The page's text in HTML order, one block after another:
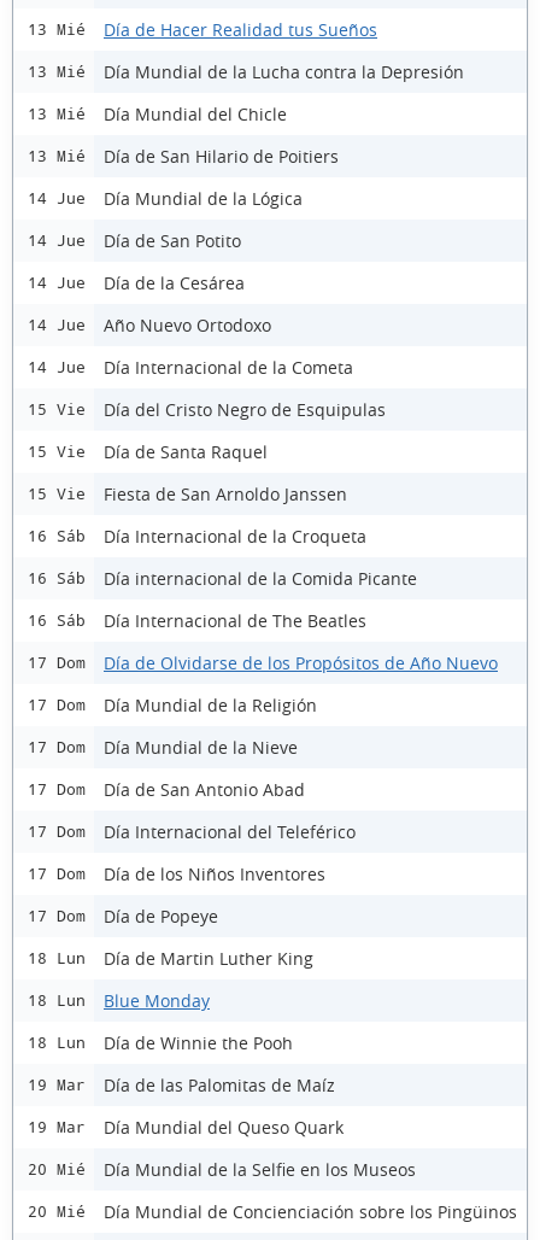
13 Mié Día de Hacer Realidad tus Sueños
13 Mié Día Mundial de la Lucha contra la Depresión
13 Mié Día Mundial del Chicle
13 Mié Día de San Hilario de Poitiers
14 Jue Día Mundial de la Lógica
14 Jue Día de San Potito
14 Jue Día de la Cesárea
14 Jue Año Nuevo Ortodoxo
14 Jue Día Internacional de la Cometa
15 Vie Día del Cristo Negro de Esquipulas
15 Vie Día de Santa Raquel
15 Vie Fiesta de San Arnoldo Janssen
16 Sáb Día Internacional de la Croqueta
16 Sáb Día internacional de la Comida Picante
16 Sáb Día Internacional de The Beatles
17 Dom Día de Olvidarse de los Propósitos de Año Nuevo
17 Dom Día Mundial de la Religión
17 Dom Día Mundial de la Nieve
17 Dom Día de San Antonio Abad
17 Dom Día Internacional del Teleférico
17 Dom Día de los Niños Inventores
17 Dom Día de Popeye
18 Lun Día de Martin Luther King
18 Lun Blue Monday
18 Lun Día de Winnie the Pooh
19 Mar Día de las Palomitas de Maíz
19 Mar Día Mundial del Queso Quark
20 Mié Día Mundial de la Selfie en los Museos
20 Mié Día Mundial de Concienciación sobre los Pingüinos